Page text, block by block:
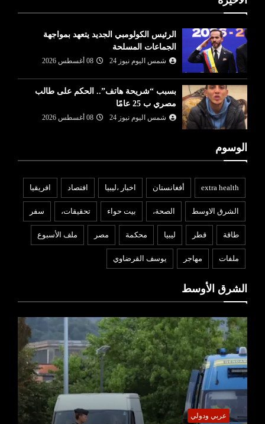
الرئيس الكولومبي الجديد يتعهد بمواجهة
الجماعات المسلحة
شمس اليوم نيوز 24 08 أغسطس 2026
بسبب “شريحة هاتف”.. الحكم على طالب
مصري ب 25 عامًا
شمس اليوم نيوز 24 08 أغسطس 2026
الوسوم
extra health أفغانستان اخبار ،ليبيا افتصاد افريقيا
الشرق الاوسط الصحة، بيت حواء تحقيقات، سفر
طاقة قطر ليبيا محكمة مصر ملف الأسبوع
ملفات مهاجر يوسف القرضاوي
الشرق الأوسط
عربي ودولي